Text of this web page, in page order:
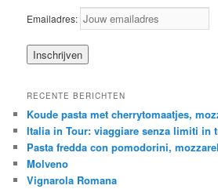
Emailadres:
RECENTE BERICHTEN
Koude pasta met cherrytomaatjes,
Italia in Tour: viaggiare senza limiti in
Pasta fredda con pomodorini,
Molveno
Vignarola Romana